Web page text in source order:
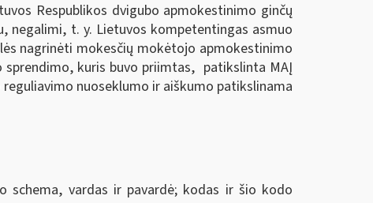
Respublikos dvigubo apmokestinimo ginčų
negalimi, t. y. Lietuvos kompetentingas asmuo
nagrinėti mokesčių mokėtojo apmokestinimo
kuris buvo priimtas, patikslinta MAĮ
nuoseklumo ir aiškumo patikslinama
vardas ir pavardė; kodas ir šio kodo